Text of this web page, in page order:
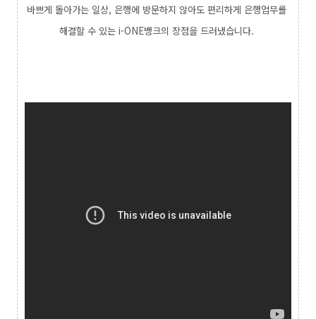
바쁘게 돌아가는 일상, 은행에 방문하지 않아도 편리하게 은행업무를
해결할 수 있는 i-ONE뱅크의 장점을 드러냈습니다.